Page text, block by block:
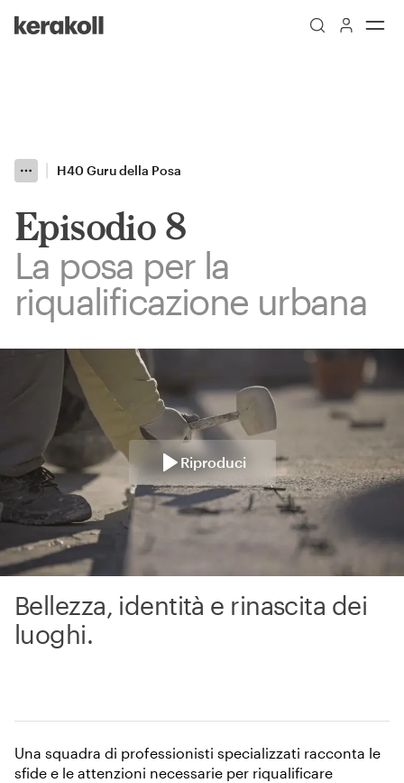
Go to Homepage
More
Toggle menu
H40 Guru della Posa
Episodio 8
La posa per la
riqualificazione urbana
Riproduci
Bellezza, identità e rinascita dei
luoghi.
Una squadra di professionisti specializzati racconta le
sfide e le attenzioni necessarie per riqualificare